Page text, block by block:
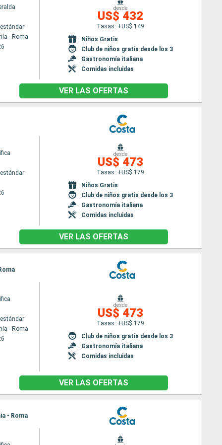
- Roma
desde
US$ 432
Tasas: +US$ 149
Niños Gratis
Club de niños gratis desde los 3
Gastronomía italiana
Comidas incluidas
VER LAS OFERTAS
desde
US$ 473
Tasas: +US$ 179
Niños Gratis
Club de niños gratis desde los 3
Gastronomía italiana
Comidas incluidas
VER LAS OFERTAS
- Roma
desde
US$ 473
Tasas: +US$ 179
Club de niños gratis desde los 3
Gastronomía italiana
Comidas incluidas
VER LAS OFERTAS
- Roma